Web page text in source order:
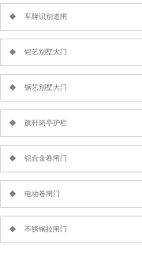
车牌识别道闸
铝艺别墅大门
钢艺别墅大门
旗杆岗亭护栏
铝合金卷闸门
电动卷闸门
不锈钢拉闸门